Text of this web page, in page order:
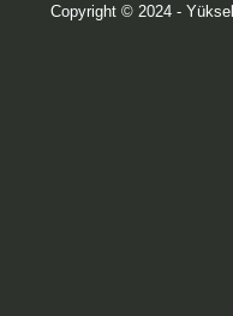
Copyright © 2024 -